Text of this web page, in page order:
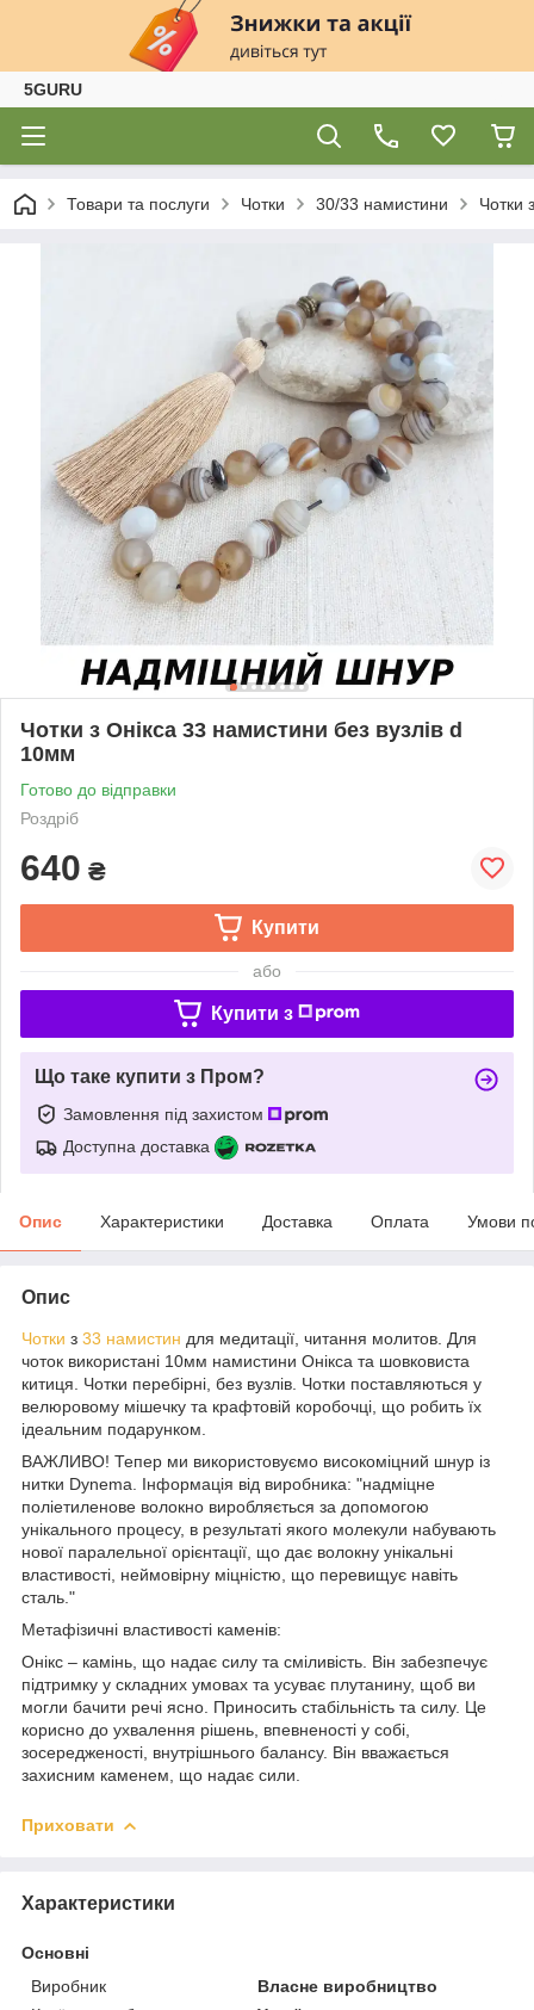
5GURU
Товари та послуги Чотки 30/33 намистини Чотки
Чотки з Онікса 33 намистини без вузлів d
10мм
Готово до відправки
Роздріб
640 ₴
Купити
або
Купити з
Що таке купити з Пром?
Замовлення під захистом
Доступна доставка
Опис Характеристики Доставка Оплата Умови
Опис
Чотки з 33 намистин для медитації, читання молитов. Для
чоток використані 10мм намистини Онікса та шовковиста
китиця. Чотки перебірні, без вузлів. Чотки поставляються у
велюровому мішечку та крафтовій коробочці, що робить їх
ідеальним подарунком.
ВАЖЛИВО! Тепер ми використовуємо високоміцний шнур із
нитки Dynema. Інформація від виробника: "надміцне
поліетиленове волокно виробляється за допомогою
унікального процесу, в результаті якого молекули набувають
нової паралельної орієнтації, що дає волокну унікальні
властивості, неймовірну міцністю, що перевищує навіть
сталь."
Метафізичні властивості каменів:
Онікс – камінь, що надає силу та сміливість. Він забезпечує
підтримку у складних умовах та усуває плутанину, щоб ви
могли бачити речі ясно. Приносить стабільність та силу. Це
корисно до ухвалення рішень, впевненості у собі,
зосередженості, внутрішнього балансу. Він вважається
захисним каменем, що надає сили.
Приховати
Характеристики
Основні
Виробник
Власне виробництво